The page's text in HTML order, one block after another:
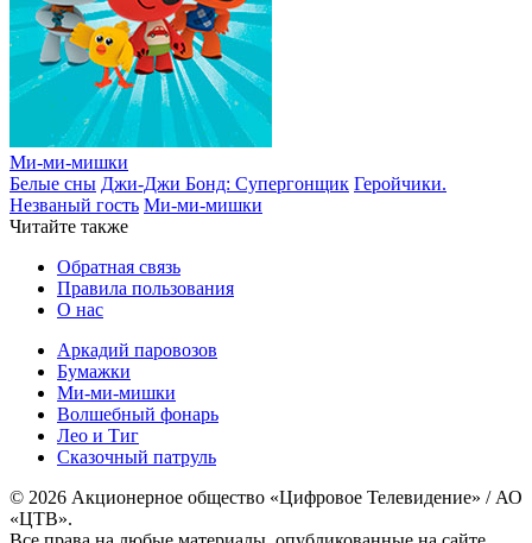
Ми-ми-мишки
Белые сны Джи-Джи Бонд: Супергонщик Геройчики.
Незваный гость Ми-ми-мишки
Читайте также
Обратная связь
Правила пользования
О нас
Аркадий паровозов
Бумажки
Ми-ми-мишки
Волшебный фонарь
Лео и Тиг
Сказочный патруль
© 2026 Акционерное общество «Цифровое Телевидение» / АО
«ЦТВ».